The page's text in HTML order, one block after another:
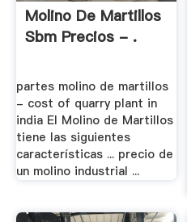
Molino De Martillos
Sbm Precios - .
partes molino de martillos
- cost of quarry plant in
india El Molino de Martillos
tiene las siguientes
características ... precio de
un molino industrial ...